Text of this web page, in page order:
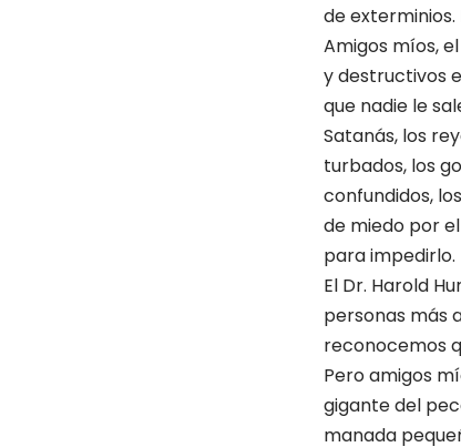
de
Amigos míos,
y destructivos
que nadie le
Satanás, los
turbados, los
confundidos,
de miedo por
para impedirlo.
El Dr. Harold
personas más
reconocemos
Pero amigos
gigante del
manada